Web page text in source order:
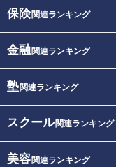
保険関連ランキング
金融関連ランキング
塾関連ランキング
スクール関連ランキング
美容関連ランキング